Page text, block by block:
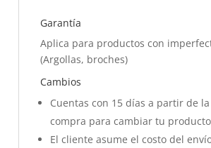
Garantía
Aplica para productos con
(Argollas, broches)
Cambios
Cuentas con 15 días a partir de
compra para cambiar tu producto
El cliente asume el costo del